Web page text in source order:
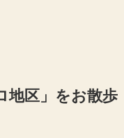
地区」をお散歩